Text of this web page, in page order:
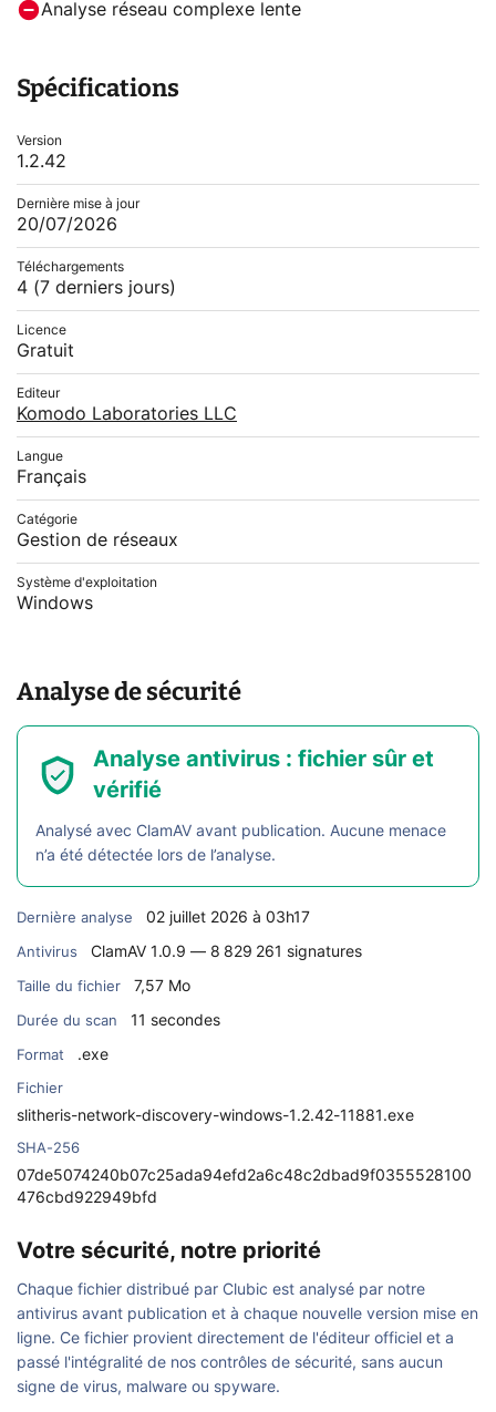
Analyse réseau complexe lente
Spécifications
Version
1.2.42
Dernière mise à jour
20/07/2026
Téléchargements
4 (7 derniers jours)
Licence
Gratuit
Editeur
Komodo Laboratories LLC
Langue
Français
Catégorie
Gestion de réseaux
Système d'exploitation
Windows
Analyse de sécurité
Analyse antivirus : fichier sûr et
vérifié
Analysé avec ClamAV avant publication. Aucune menace
n’a été détectée lors de l’analyse.
Dernière analyse 02 juillet 2026 à 03h17
Antivirus ClamAV 1.0.9 — 8 829 261 signatures
Taille du fichier 7,57 Mo
Durée du scan 11 secondes
Format .exe
Fichier
slitheris-network-discovery-windows-1.2.42-11881.exe
SHA-256
07de5074240b07c25ada94efd2a6c48c2dbad9f0355528100
476cbd922949bfd
Votre sécurité, notre priorité
Chaque fichier distribué par Clubic est analysé par notre
antivirus avant publication et à chaque nouvelle version mise en
ligne. Ce fichier provient directement de l'éditeur officiel et a
passé l'intégralité de nos contrôles de sécurité, sans aucun
signe de virus, malware ou spyware.